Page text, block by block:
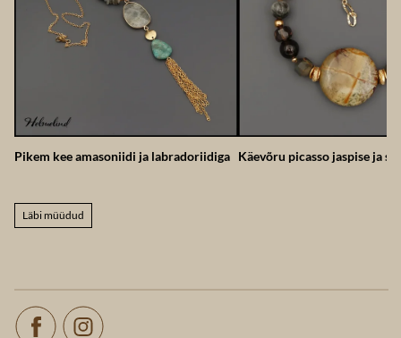
Pikem kee amasoniidi ja labradoriidiga
Läbi müüdud
Käevõru picasso jaspise ja